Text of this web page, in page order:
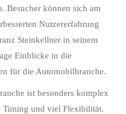
Besucher können sich am
Nutzererfahrung
Steinkellner in seinem
Einblicke in die
für die Automobilbranche.
ist besonders komplex
Timing und viel Flexibilität.